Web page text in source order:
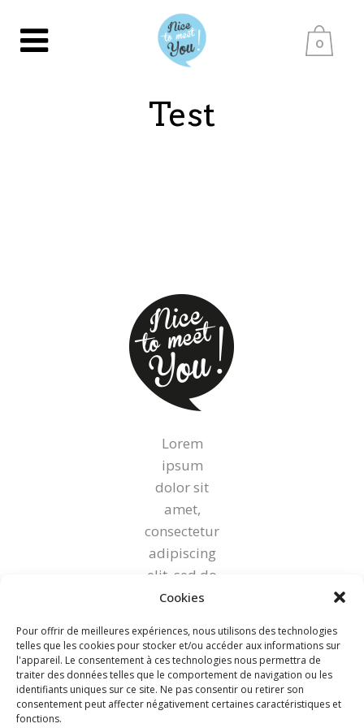
Cookies
Pour offrir de meilleures expériences, nous utilisons des technologies
telles que les cookies pour stocker et/ou accéder aux informations sur
l'appareil. Le consentement à ces technologies nous permettra de
traiter des données telles que le comportement de navigation ou les
identifiants uniques sur ce site. Ne pas consentir ou retirer son
consentement peut affecter négativement certaines caractéristiques et
fonctions.
0
Test
Lorem
ipsum
dolor sit
amet,
consectetur
adipiscing
elit, sed do
eiusmod
incididunt
ut labore et
dolore
magna